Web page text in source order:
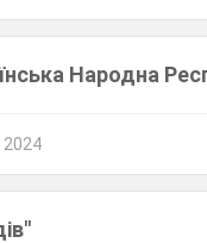
Народна
2024